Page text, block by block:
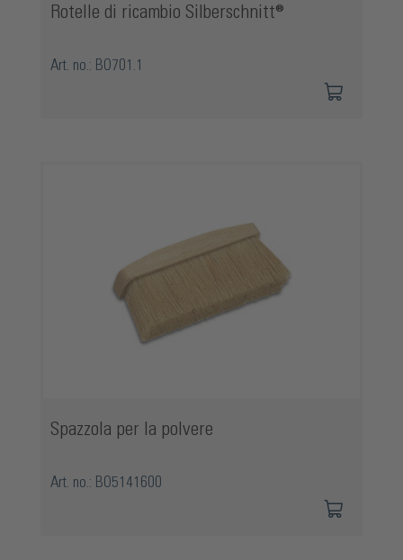
Rotelle di ricambio Silberschnitt®
Art. no.: BO701.1
Spazzola per la polvere
Art. no.: BO5141600